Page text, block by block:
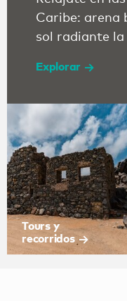
Caribe: arena
sol radiante
Explorar
Tours y
recorridos